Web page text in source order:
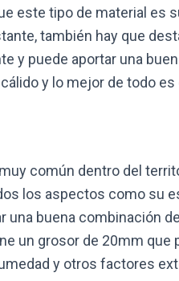
este tipo de material es
también hay que
y puede aportar una
y lo mejor de todo
común dentro del
los aspectos como su
una buena combinación
un grosor de 20mm que
y otros factores